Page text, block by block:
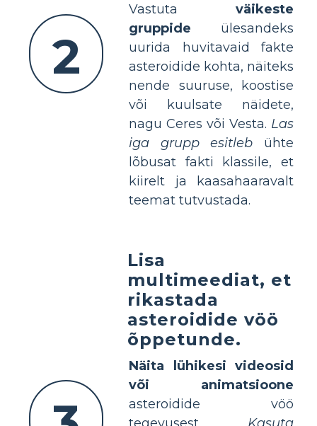
2
Vastuta väikeste
gruppide ülesandeks
uurida huvitavaid fakte
asteroidide kohta, näiteks
nende suuruse, koostise
või kuulsate näidete,
nagu Ceres või Vesta. Las
iga grupp esitleb ühte
lõbusat fakti klassile, et
kiirelt ja kaasahaaravalt
teemat tutvustada.
Lisa
multimeediat, et
rikastada
asteroidide vöö
õppetunde.
Näita lühikesi videosid
või animatsioone
asteroidide vöö